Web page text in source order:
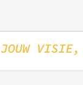
JOUW VISIE,